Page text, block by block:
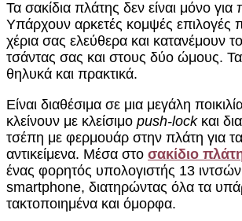
Τα σακίδια πλάτης δεν είναι μόνο για
Υπάρχουν αρκετές κομψές επιλογές
χέρια σας ελεύθερα και κατανέμουν
τσάντας σας και στους δύο ώμους. Τα
θηλυκά και πρακτικά.
Είναι διαθέσιμα σε μια μεγάλη
κλείνουν με κλείσιμο push-lockκαι
τσέπη με φερμουάρ στην πλάτη για
αντικείμενα. Μέσα στο σακίδιο
ένας φορητός υπολογιστής 13 ιντσών
smartphone, διατηρώντας όλα τα
τακτοποιημένα και όμορφα.